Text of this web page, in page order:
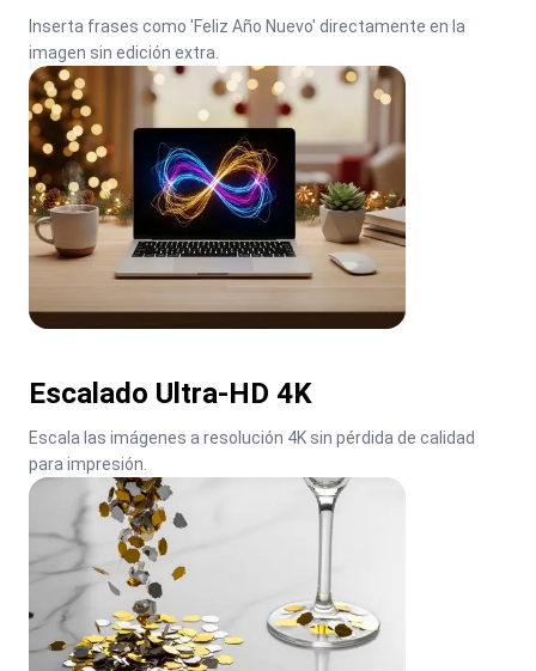
Inserta frases como 'Feliz Año Nuevo' directamente en la
imagen sin edición extra.
Escalado Ultra-HD 4K
Escala las imágenes a resolución 4K sin pérdida de calidad
para impresión.